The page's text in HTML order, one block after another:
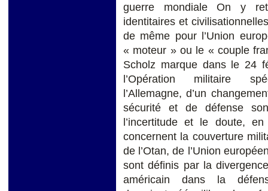
guerre mondiale On y
identitaires et
de même pour l’Union
« moteur » ou le « couple
Scholz marque dans le 24
l’Opération militaire
l’Allemagne, d’un
sécurité et de défense
l’incertitude et le doute,
concernent la couverture
de l’Otan, de l’Union
sont définis par la
américain dans la